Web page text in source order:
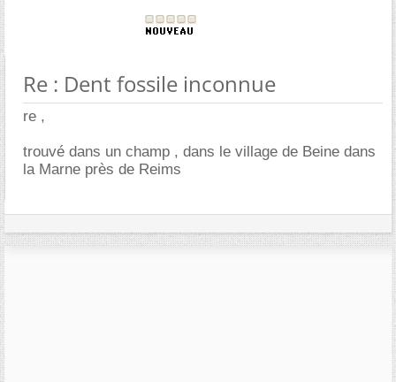
Re : Dent fossile inconnue
re ,
trouvé dans un champ , dans le village de Beine dans
la Marne près de Reims